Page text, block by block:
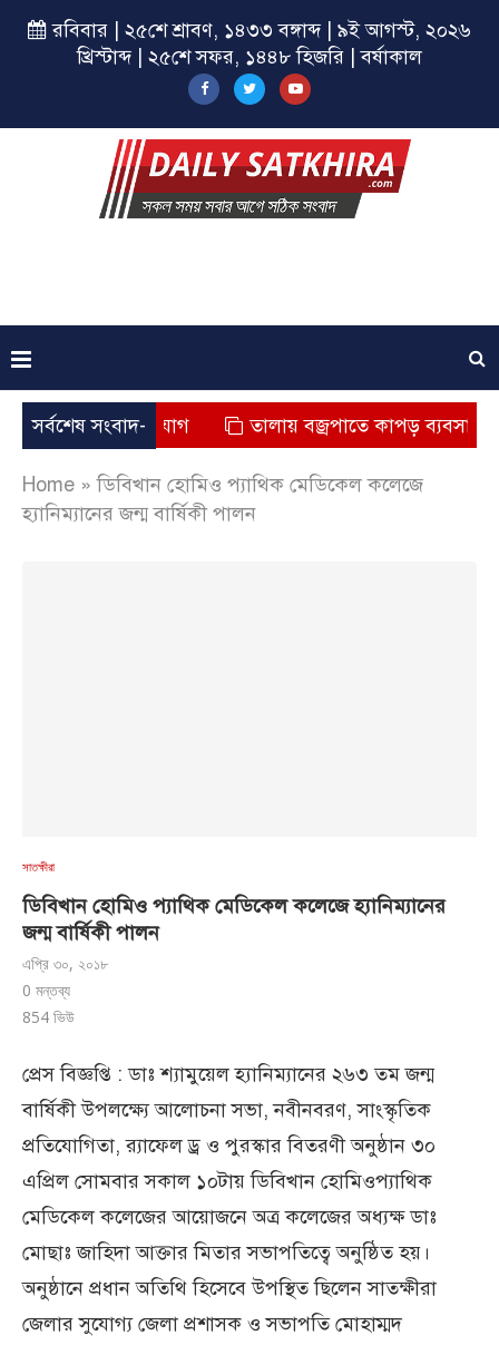
রবিবার | ২৫শে শ্রাবণ, ১৪৩৩ বঙ্গাব্দ | ৯ই আগস্ট, ২০২৬
খ্রিস্টাব্দ | ২৫শে সফর, ১৪৪৮ হিজরি | বর্ষাকাল
সর্বশেষ সংবাদ-
মৃত্যুর অভিযোগ তালায় বজ্রপাতে কাপড় ব্যবসায়ীর মৃত্যু
Home »ডিবিখান হোমিও প্যাথিক মেডিকেল কলেজে
হ্যানিম্যানের জন্ম বার্ষিকী পালন
সাতক্ষীরা
ডিবিখান হোমিও প্যাথিক মেডিকেল কলেজে হ্যানিম্যানের
জন্ম বার্ষিকী পালন
এপ্রি ৩০, ২০১৮
0 মন্তব্য
854 ভিউ
প্রেস বিজ্ঞপ্তি : ডাঃ শ্যামুয়েল হ্যানিম্যানের ২৬৩ তম জন্ম
বার্ষিকী উপলক্ষ্যে আলোচনা সভা, নবীনবরণ, সাংস্কৃতিক
প্রতিযোগিতা, র‌্যাফেল ড্র ও পুরস্কার বিতরণী অনুষ্ঠান ৩০
এপ্রিল সোমবার সকাল ১০টায় ডিবিখান হোমিওপ্যাথিক
মেডিকেল কলেজের আয়োজনে অত্র কলেজের অধ্যক্ষ ডাঃ
মোছাঃ জাহিদা আক্তার মিতার সভাপতিত্বে অনুষ্ঠিত হয়।
অনুষ্ঠানে প্রধান অতিথি হিসেবে উপস্থিত ছিলেন সাতক্ষীরা
জেলার সুযোগ্য জেলা প্রশাসক ও সভাপতি মোহাম্মদ